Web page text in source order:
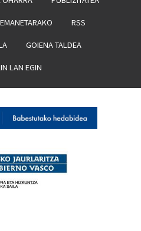
RSS
GOIENA TALDEA
LAN EGIN